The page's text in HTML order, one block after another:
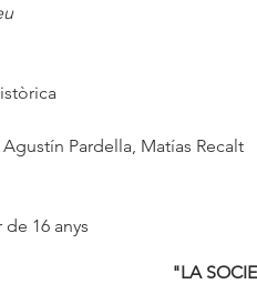
Pardella, Matías Recalt
16 anys
"LA